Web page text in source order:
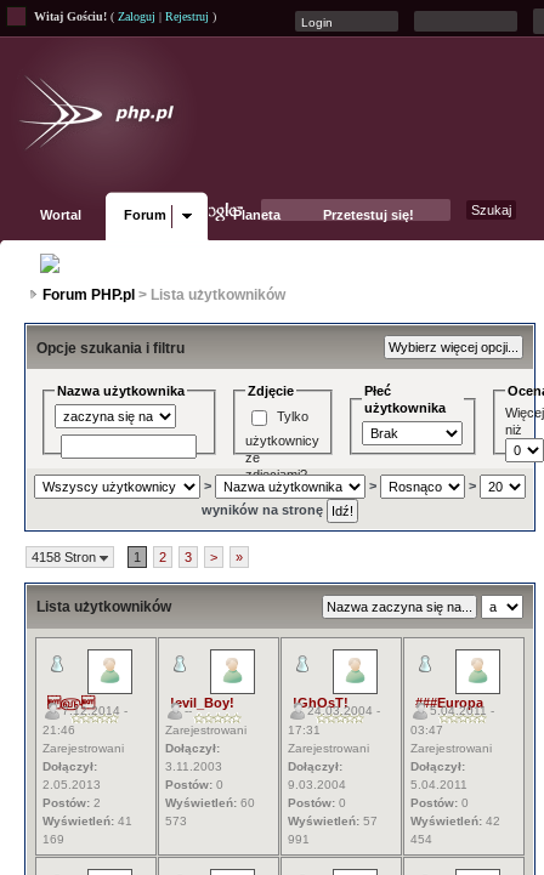
Witaj Gościu! ( Zaloguj | Rejestruj )
Wortal Forum Planeta Przetestuj się!
Forum PHP.pl > Lista użytkowników
Opcje szukania i filtru
Nazwa użytkownika
Zdjęcie
Tylko
użytkownicy
ze
zdjęciami?
Płeć
użytkownika
Więcej
niż
> >
>
wyników na stronę
4158 Stron 1 2 3 > »
Lista użytkowników
௵
7.12.2014 -
21:46
Zarejestrowani
Dołączył:
2.05.2013
Postów: 2
Wyświetleń: 41
169
!evil_Boy!
--
Zarejestrowani
Dołączył:
3.11.2003
Postów: 0
Wyświetleń: 60
573
!GhOsT!
24.03.2004 -
17:31
Zarejestrowani
Dołączył:
9.03.2004
Postów: 0
Wyświetleń: 57
991
###Europa
5.04.2011 -
03:47
Zarejestrowani
Dołączył:
5.04.2011
Postów: 0
Wyświetleń: 42
454